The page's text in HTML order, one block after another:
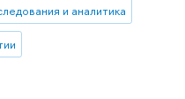
и аналитика